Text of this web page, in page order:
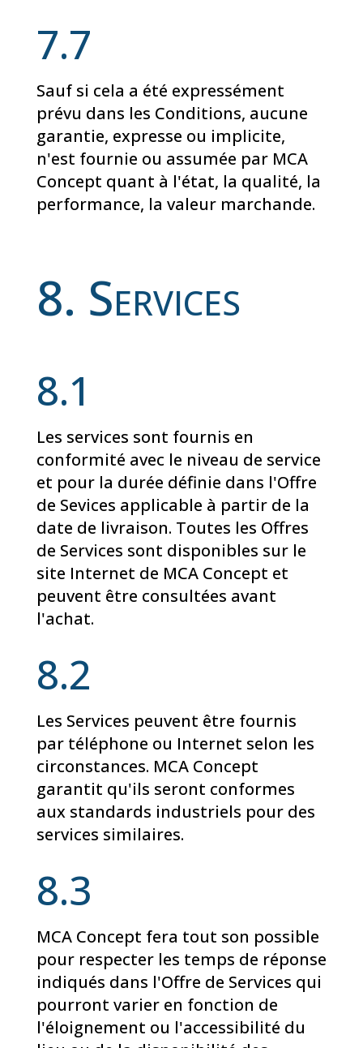
7.7
Sauf si cela a été expressément
prévu dans les Conditions, aucune
garantie, expresse ou implicite,
n'est fournie ou assumée par MCA
Concept quant à l'état, la qualité, la
performance, la valeur marchande.
8. Services
8.1
Les services sont fournis en
conformité avec le niveau de service
et pour la durée définie dans l'Offre
de Sevices applicable à partir de la
date de livraison. Toutes les Offres
de Services sont disponibles sur le
site Internet de MCA Concept et
peuvent être consultées avant
l'achat.
8.2
Les Services peuvent être fournis
par téléphone ou Internet selon les
circonstances. MCA Concept
garantit qu'ils seront conformes
aux standards industriels pour des
services similaires.
8.3
MCA Concept fera tout son possible
pour respecter les temps de réponse
indiqués dans l'Offre de Services qui
pourront varier en fonction de
l'éloignement ou l'accessibilité du